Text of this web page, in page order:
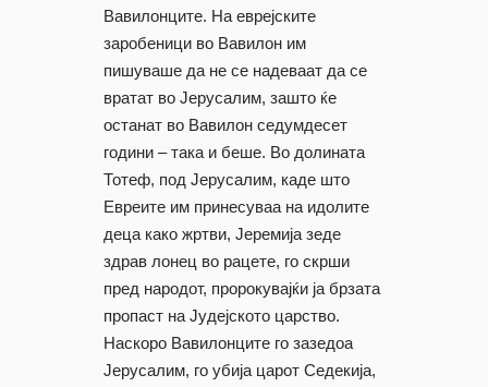
Вавилонците. На еврејските
заробеници во Вавилон им
пишуваше да не се надеваат да се
вратат во Јерусалим, зашто ќе
останат во Вавилон седумдесет
години – така и беше. Во долината
Тотеф, под Јерусалим, каде што
Евреите им принесуваа на идолите
деца како жртви, Јеремија зеде
здрав лонец во рацете, го скрши
пред народот, пророкувајќи ја брзата
пропаст на Јудејското царство.
Наскоро Вавилонците го зазедоа
Јерусалим, го убија царот Седекија,